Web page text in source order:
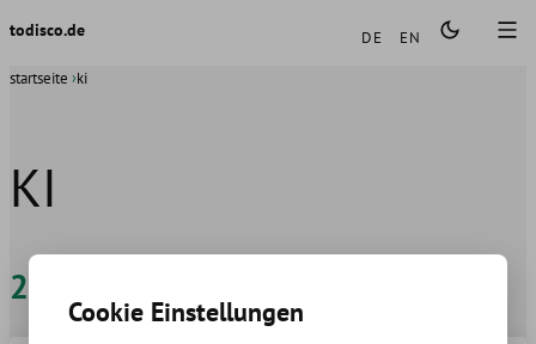
todisco.de Sprachen
DE
EN
startseite ki
KI
2025
Cookie Einstellungen